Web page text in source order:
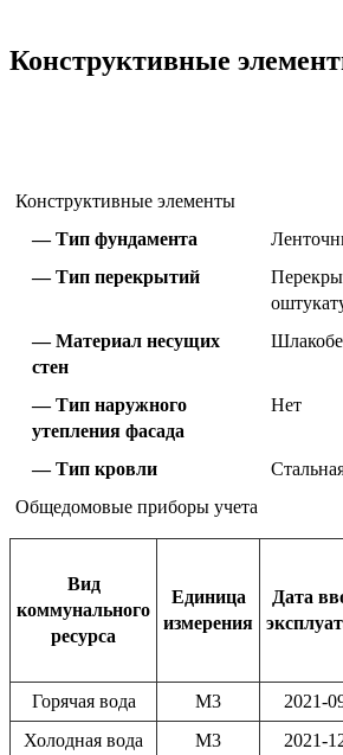
Конструктивные
Конструктивные элементы
Тип фундамента
Тип перекрытий
Материал несущих
стен
Тип наружного
утепления фасада
Нет
Тип кровли
Общедомовые приборы учета
Вид
коммунального
ресурса
Единица
измерения
Дата
Горячая вода
М3 2021-
Холодная вода
М3 2021-